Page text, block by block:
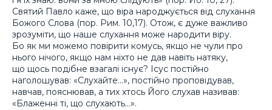
Святий Павло каже, що віра народжується від слухання
Божого Слова (пор. Рим. 10,17). Отож, є дуже важливо
зрозуміти, що наше слухання може народити віру.
Бо як ми можемо повірити комусь, якщо не чули про
нього нічого, якщо нам ніхто не дав навіть натяку,
що щось подібне взагалі існує? Ісус постійно
наголошував: «Слухайте…», постійно проповідував,
навчав, пояснював, а тих хтось Його слухав називав:
«Блаженні ті, що слухають…».